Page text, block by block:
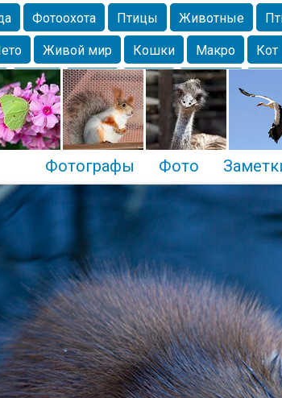
Фотоохота Птицы Животные
Живой мир Кошки Макро Кот
Глаза Крым Весна Москва
Бабочка Чайка Лес Утки Николаев
Фотографы Фото